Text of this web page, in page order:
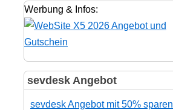
Werbung & Infos:
sevdesk Angebot
sevdesk Angebot mit 50% sparen